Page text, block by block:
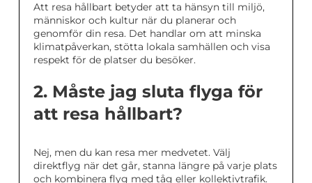
Att resa hållbart betyder att ta hänsyn till miljö,
människor och kultur när du planerar och
genomför din resa. Det handlar om att minska
klimatpåverkan, stötta lokala samhällen och visa
respekt för de platser du besöker.
2. Måste jag sluta flyga för
att resa hållbart?
Nej, men du kan resa mer medvetet. Välj
direktflyg när det går, stanna längre på varje plats
och kombinera flyg med tåg eller kollektivtrafik.